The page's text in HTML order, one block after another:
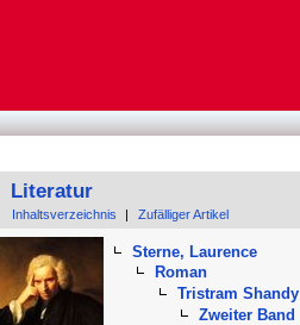
Literatur
Inhaltsverzeichnis Zufälliger Artikel
Sterne, Laurence
Roman
Tristram Shandy
Zweiter Band